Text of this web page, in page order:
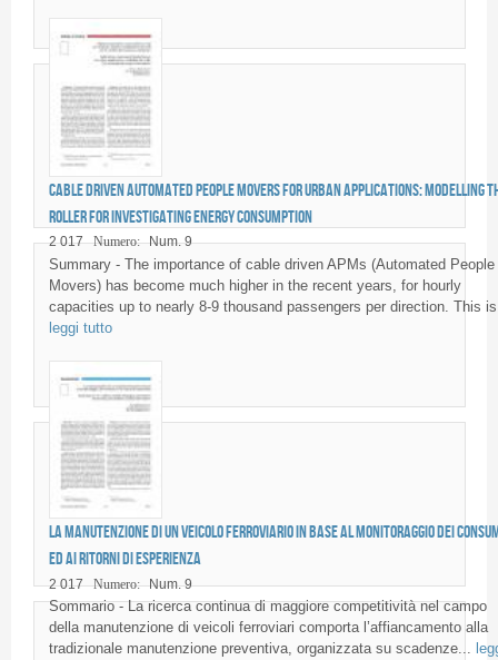
Cable driven Automated People Movers for urban applications: modelling
roller for investigating energy consumption
2 017 Numero: Num. 9
Summary - The importance of cable driven APMs (Automated People
Movers) has become much higher in the recent years, for hourly
capacities up to nearly 8-9 thousand passengers per direction. This
leggi tutto
La manutenzione di un veicolo ferroviario in base al monitoraggio dei
ed ai ritorni di esperienza
2 017 Numero: Num. 9
Sommario - La ricerca continua di maggiore competitività nel campo
della manutenzione di veicoli ferroviari comporta l’affiancamento alla
tradizionale manutenzione preventiva, organizzata su scadenze...